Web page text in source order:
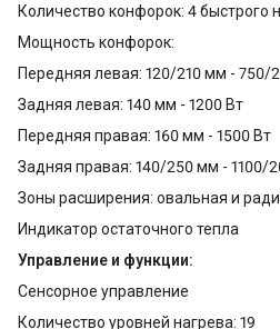
Количество конфорок: 4 быстрого
Мощность конфорок:
Передняя левая: 120/210 мм - 750/
Задняя левая: 140 мм - 1200 Вт
Передняя правая: 160 мм - 1500 Вт
Задняя правая: 140/250 мм - 1100/
Зоны расширения: овальная и
Индикатор остаточного тепла
Управление и функции:
Сенсорное управление
Количество уровней нагрева: 19